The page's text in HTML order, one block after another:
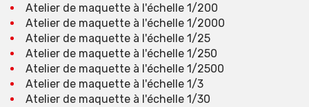
Atelier de maquette à l'échelle 1/200
Atelier de maquette à l'échelle 1/2000
Atelier de maquette à l'échelle 1/25
Atelier de maquette à l'échelle 1/250
Atelier de maquette à l'échelle 1/2500
Atelier de maquette à l'échelle 1/3
Atelier de maquette à l'échelle 1/30